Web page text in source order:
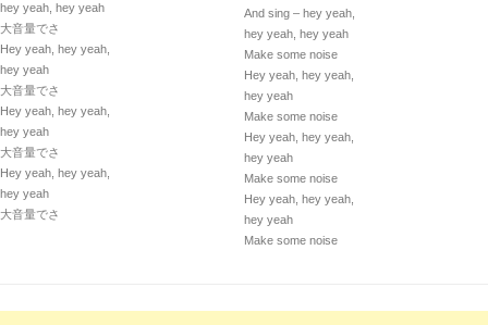
hey yeah, hey yeah
大音量でさ
Hey yeah, hey yeah,
hey yeah
大音量でさ
Hey yeah, hey yeah,
hey yeah
大音量でさ
Hey yeah, hey yeah,
hey yeah
大音量でさ
And sing – hey yeah,
hey yeah, hey yeah
Make some noise
Hey yeah, hey yeah,
hey yeah
Make some noise
Hey yeah, hey yeah,
hey yeah
Make some noise
Hey yeah, hey yeah,
hey yeah
Make some noise